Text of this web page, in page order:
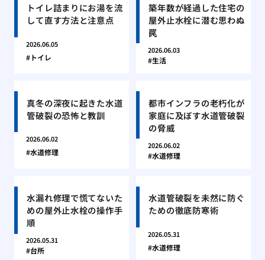
トイレ詰まりにお湯を流
して直す方法と注意点
2026.06.05
トイレ
築年数が経過した住宅の
屋外止水栓に潜む思わぬ
罠
2026.06.03
生活
真冬の深夜に起きた水道
管破裂の恐怖と教訓
2026.06.02
水道修理
都市インフラの老朽化が
家庭に及ぼす水道管破裂
の脅威
2026.06.02
水道修理
水漏れ修理で慌てないた
めの屋外止水栓の操作手
順
2026.05.31
台所
水道管破裂を未然に防ぐ
ための徹底防寒術
2026.05.31
水道修理